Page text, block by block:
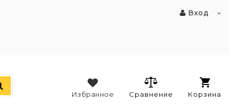
Вход
Корзина
Сравнение
Избранное